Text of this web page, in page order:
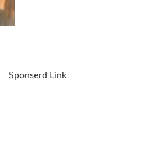
Sponserd Link